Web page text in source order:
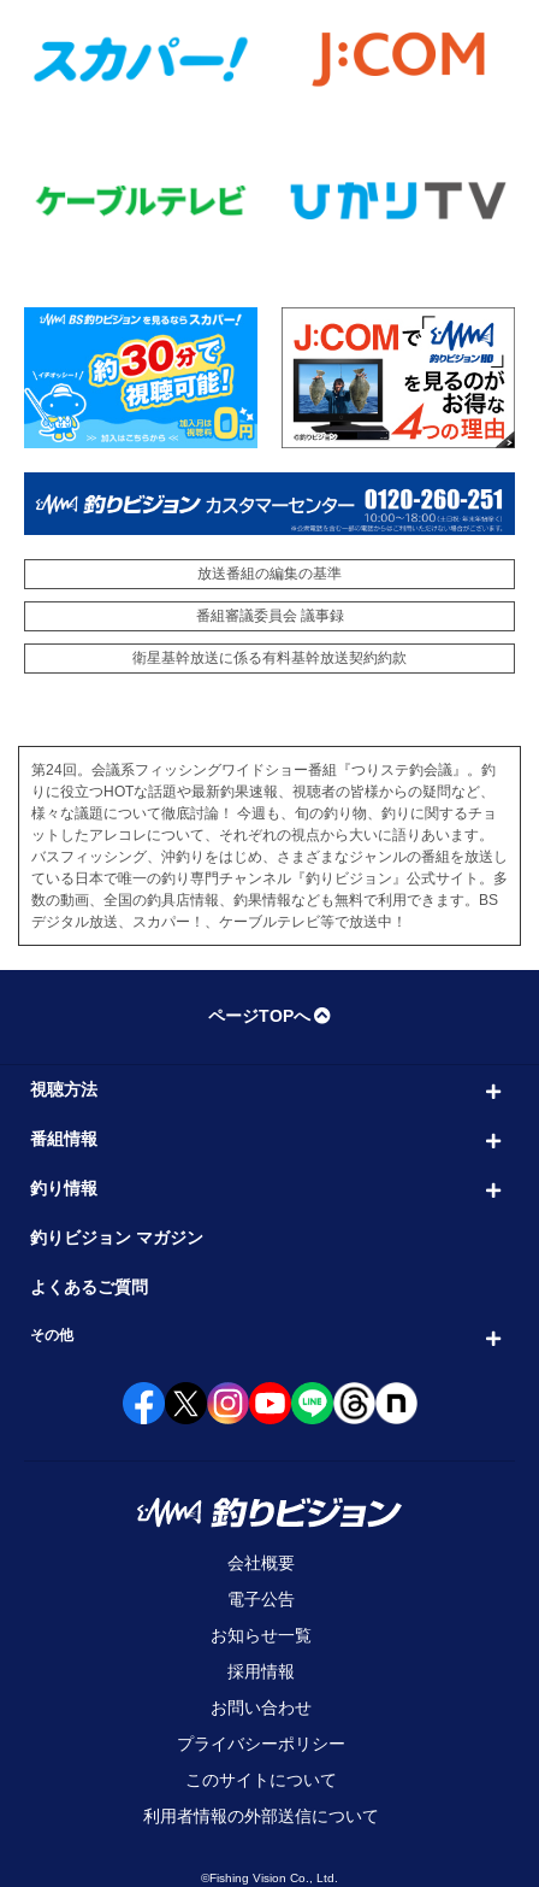
放送番組の編集の基準
番組審議委員会 議事録
衛星基幹放送に係る有料基幹放送契約約款
第24回。会議系フィッシングワイドショー番組『つりステ釣会議』。釣
りに役立つHOTな話題や最新釣果速報、視聴者の皆様からの疑問など、
様々な議題について徹底討論！ 今週も、旬の釣り物、釣りに関するチョ
ットしたアレコレについて、それぞれの視点から大いに語りあいます。
バスフィッシング、沖釣りをはじめ、さまざまなジャンルの番組を放送し
ている日本で唯一の釣り専門チャンネル『釣りビジョン』公式サイト。多
数の動画、全国の釣具店情報、釣果情報なども無料で利用できます。BS
デジタル放送、スカパー！、ケーブルテレビ等で放送中！
ページTOPへ
視聴方法
番組情報
釣り情報
釣りビジョン マガジン
よくあるご質問
その他
会社概要
電子公告
お知らせ一覧
採用情報
お問い合わせ
プライバシーポリシー
このサイトについて
利用者情報の外部送信について
©Fishing Vision Co., Ltd.